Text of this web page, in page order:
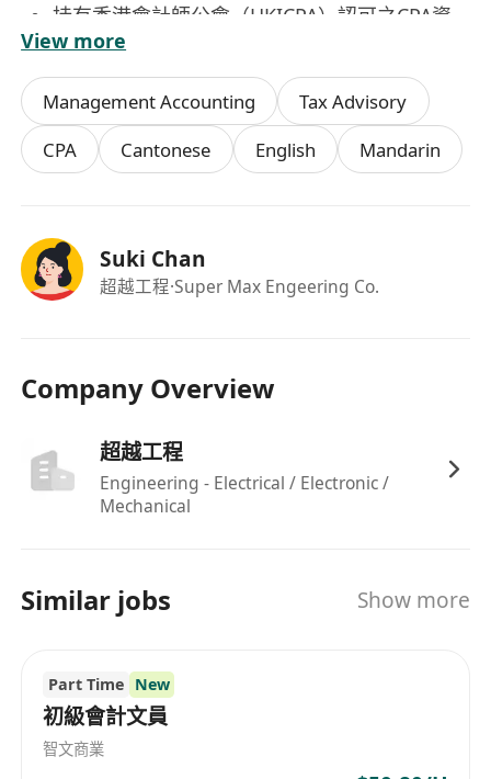
持有香港會計師公會（HKICPA）認可之CPA資
格，具備實際執業經驗；熟悉香港財務報告準則
（HKFRS）、審計準則（HKSA）及《稅務條
例》等本地法規
擁有3至5年審計或財務會計全職工作經驗，曾服
務中小企客戶者優先；能獨立承擔中等複雜度審
司帳戶管理經驗，並能整合第三方工具（如銀行
接口、電子發票平臺）以提升作業效率
報告；普通話達基本溝通水平
份、高才通、優才通、IANG、受養人簽證或其
他有效工作許可之申請者
學士學歷，主修會計、財務或相關商科領域；辦
天、一週六天），星期一至六為工作日
彈性花紅制度：按個人表現及公司年度業績發放
年度花紅，金額不預設上限
長短週工作安排：每兩週為一循環，其中一週工
View more
Management Accounting
Tax Advisory
CPA
Cantonese English Mandarin
Suki Chan
超越工程·Super Max Engeering Co.
Company Overview
超越工程
Engineering - Electrical / Electronic /
Mechanical
Similar jobs Show more
Part Time New
初級會計文員
智文商業